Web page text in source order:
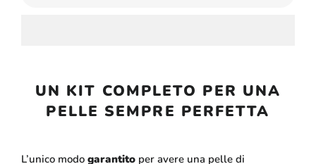
UN KIT COMPLETO PER UNA
PELLE SEMPRE PERFETTA
L’unico modo garantito per avere una pelle di